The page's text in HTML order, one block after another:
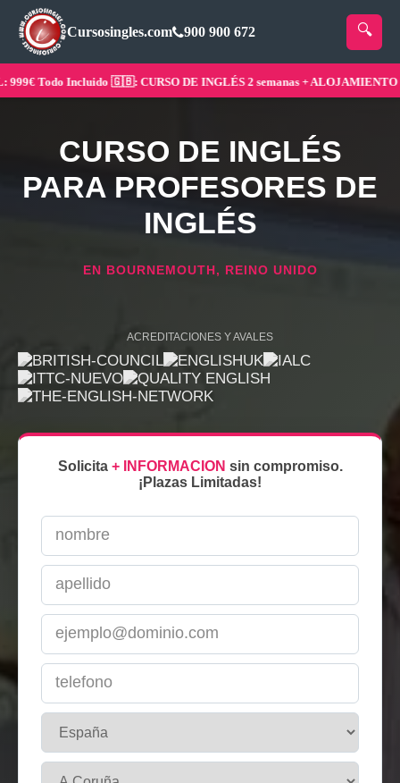
Cursosingles.com 900 900 672
Todo Incluido 🇬🇧: CURSO DE INGLÉS 2 semanas + ALOJAMIENTO
CURSO DE INGLÉS
PARA PROFESORES DE
INGLÉS
EN BOURNEMOUTH, REINO UNIDO
ACREDITACIONES Y AVALES
Solicita + INFORMACION sin compromiso.
¡Plazas Limitadas!